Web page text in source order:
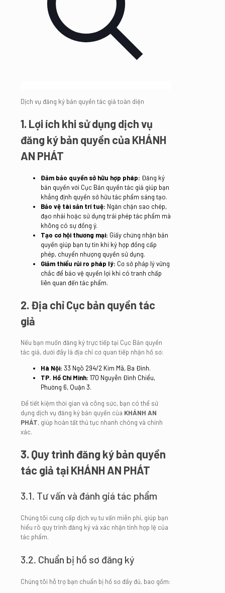
Dịch vụ đăng ký bản quyền tác giả toàn diện
1. Lợi ích khi sử dụng dịch vụ
đăng ký bản quyền của KHÁNH
AN PHÁT
Đảm bảo quyền sở hữu hợp pháp: Đăng ký
bản quyền với Cục Bản quyền tác giả giúp bạn
khẳng định quyền sở hữu tác phẩm sáng tạo.
Bảo vệ tài sản trí tuệ: Ngăn chặn sao chép,
đạo nhái hoặc sử dụng trái phép tác phẩm mà
không có sự đồng ý.
Tạo cơ hội thương mại: Giấy chứng nhận bản
quyền giúp bạn tự tin khi ký hợp đồng cấp
phép, chuyển nhượng quyền sử dụng.
Giảm thiểu rủi ro pháp lý: Cơ sở pháp lý vững
chắc để bảo vệ quyền lợi khi có tranh chấp
liên quan đến tác phẩm.
2. Địa chỉ Cục bản quyền tác
giả
Nếu bạn muốn đăng ký trực tiếp tại Cục Bản quyền
tác giả, dưới đây là địa chỉ cơ quan tiếp nhận hồ sơ:
Hà Nội: 33 Ngõ 294/2 Kim Mã, Ba Đình.
TP. Hồ Chí Minh: 170 Nguyễn Đình Chiểu,
Phường 6, Quận 3.
Để tiết kiệm thời gian và công sức, bạn có thể sử
dụng dịch vụ đăng ký bản quyền của KHÁNH AN
PHÁT, giúp hoàn tất thủ tục nhanh chóng và chính
xác.
3. Quy trình đăng ký bản quyền
tác giả tại KHÁNH AN PHÁT
3.1. Tư vấn và đánh giá tác phẩm
Chúng tôi cung cấp dịch vụ tư vấn miễn phí, giúp bạn
hiểu rõ quy trình đăng ký và xác nhận tính hợp lệ của
tác phẩm.
3.2. Chuẩn bị hồ sơ đăng ký
Chúng tôi hỗ trợ bạn chuẩn bị hồ sơ đầy đủ, bao gồm: